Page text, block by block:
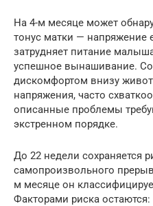
На 4-м месяце может
тонус матки — напряжение
затрудняет питание
успешное вынашивание.
дискомфортом внизу
напряжения, часто
описанные проблемы
экстренном порядке.
До 22 недели сохраняется
самопроизвольного
м месяце он
Факторами риска остаются: